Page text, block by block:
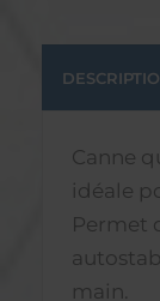
Canne
idéale
Permet
main.